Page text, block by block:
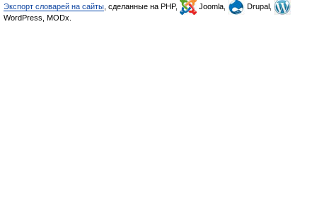
Экспорт словарей на сайты , сделанные на PHP, Joomla,
Drupal,
WordPress, MODx.